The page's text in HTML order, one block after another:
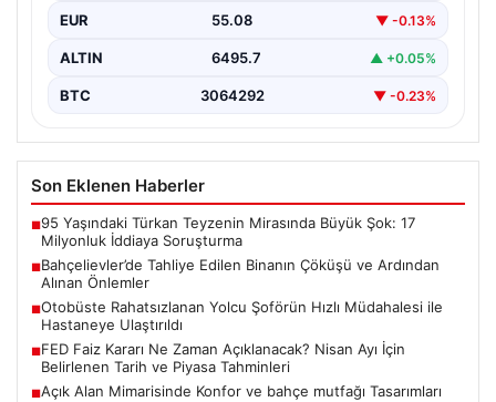
EUR 55.08 ▼ -0.13%
ALTIN 6495.7 ▲ +0.05%
BTC 3064292 ▼ -0.23%
Son Eklenen Haberler
■95 Yaşındaki Türkan Teyzenin Mirasında Büyük Şok: 17
Milyonluk İddiaya Soruşturma
■Bahçelievler’de Tahliye Edilen Binanın Çöküşü ve Ardından
Alınan Önlemler
■Otobüste Rahatsızlanan Yolcu Şoförün Hızlı Müdahalesi ile
Hastaneye Ulaştırıldı
■FED Faiz Kararı Ne Zaman Açıklanacak? Nisan Ayı İçin
Belirlenen Tarih ve Piyasa Tahminleri
■Açık Alan Mimarisinde Konfor ve bahçe mutfağı Tasarımları